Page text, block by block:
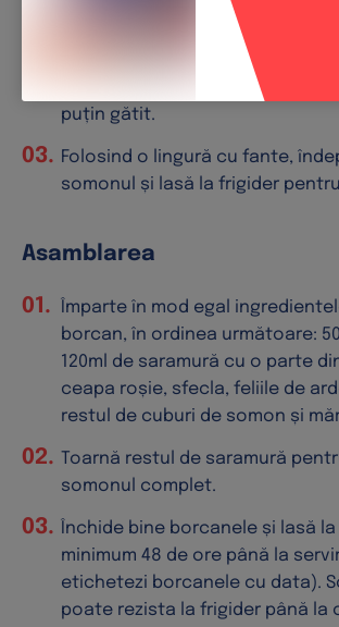
Într-o cratiță fierbe aproximativ
Adaugă somonul și lasă-l în
de 1 minut și jumătate sau până
puțin gătit.
Folosind o lingură cu fante,
somonul și lasă la frigider
Asamblarea
Împarte în mod egal
borcan, în ordinea următoare:
120ml de saramură cu o parte
ceapa roșie, sfecla, feliile de
restul de cuburi de somon și
Toarnă restul de saramură
somonul complet.
Închide bine borcanele și lasă
minimum 48 de ore până la
etichetezi borcanele cu data).
poate rezista la frigider până la